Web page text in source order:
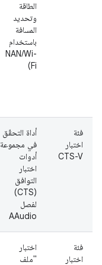
الطاقة
وتحديد
المسافة
باستخدام
NAN/Wi-
Fi)
فئة
اختبار
CTS-V
أداة التحقّق
في مجموعة
أدوات
اختبار
التوافق
(CTS)
لفصل
AAudio
فئة
اختبار
اختبار
"ملف